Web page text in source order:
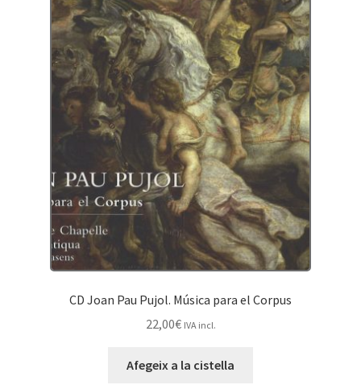
CD Joan Pau Pujol. Música para el Corpus
22,00€ IVA incl.
Afegeix a la cistella